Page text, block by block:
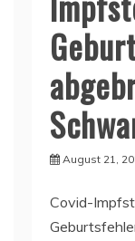
August 21,
Covid-